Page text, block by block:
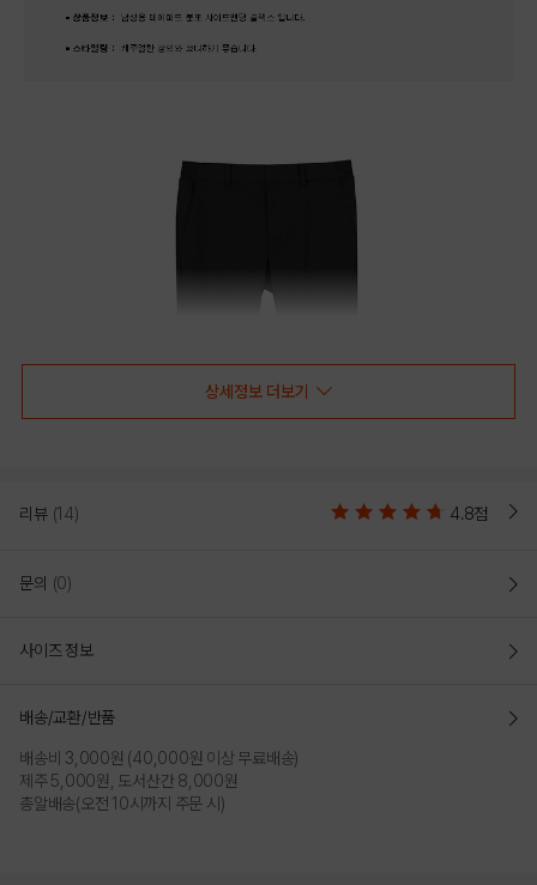
상세정보 더보기
리뷰 (14) 4.8점
문의 (0)
사이즈 정보
배송/교환/반품
배송비 3,000원 (40,000원 이상 무료배송)
제주 5,000원, 도서산간 8,000원
총알배송(오전 10시까지 주문 시)